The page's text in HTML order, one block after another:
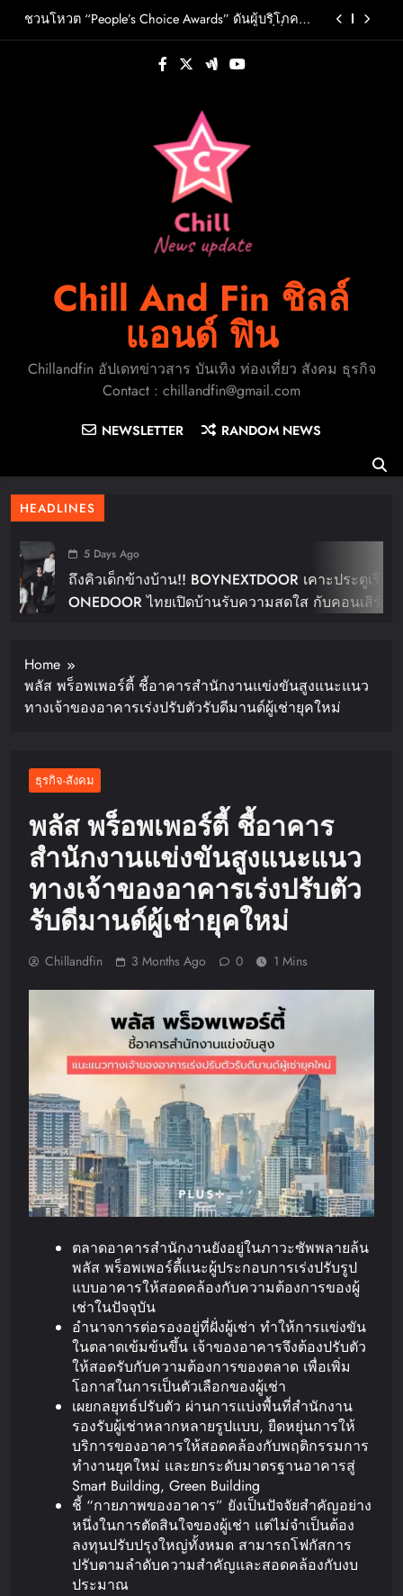
วต์ PRIMA เตรียมปล่อย 4 ก.ย. นี้
ชวนโหวต “People’s Choice Awards” ดันผู้บริโภค
FLO เกิร์ลกรุ๊ป R&B สุดแซ่บแห่งยุค ส่งอัลบั้มชุดที่ 2
THERAPY AT THE CLUB พร้อมปล่อยเอ็มวี “Cry Ugly”
ครอบครัว สร้างความทรงจำดีๆไปกับออนิกซ์ฮอสพิ
รู้จัก ADÉLA ป๊อปสตาร์สาวดาวรุ่งจากสโลวาเกีย กับ
เพลงสุดไวรัล “Ain’t In LA”พร้อมประกาศอัลบั้มเดบิ
วต์ PRIMA เตรียมปล่อย 4 ก.ย. นี้
ชวนโหวต “People’s Choice Awards” ดันผู้บริโภค
ร่วมตัดสินสุดยอดบริษัทอสังหาฯและเอเจนต์ที่ชื่น
FLO เกิร์ลกรุ๊ป R&B สุดแซ่บแห่งยุค ส่งอัลบั้มชุดที่ 2
THERAPY AT THE CLUB พร้อมปล่อยเอ็มวี “Cry Ugly”
โดนใจแฟนคลับ ก่อนบินมาเจอแฟนไทย 29 สิงหาคม
ปักหมุดวันหยุดนี้! ออกไปสร้างช่วงเวลาพิเศษกับ
ครอบครัว สร้างความทรงจำดีๆไปกับออนิกซ์ฮอสพิ
Chill And Fin ชิลล์
แอนด์ ฟิน
Chillandfin อัปเดทข่าวสาร บันเทิง ท่องเที่ยว สังคม ธุรกิจ
Contact : chillandfin@gmail.com
NEWSLETTER RANDOM NEWS
HEADLINES
5 Days Ago
ถึงคิวเด็กข้างบ้าน!! BOYNEXTDOOR เคาะประตูเรียก
ONEDOOR ไทยเปิดบ้านรับความสดใส กับคอนเสิร์ต
Home
พลัส พร็อพเพอร์ตี้ ชี้อาคารสำนักงานแข่งขันสูงแนะแนว
ทางเจ้าของอาคารเร่งปรับตัวรับดีมานด์ผู้เช่ายุคใหม่
ธุรกิจ-สังคม
พลัส พร็อพเพอร์ตี้ ชี้อาคาร
สำนักงานแข่งขันสูงแนะแนว
ทางเจ้าของอาคารเร่งปรับตัว
รับดีมานด์ผู้เช่ายุคใหม่
Chillandfin 3 Months Ago 0 1 Mins
ตลาดอาคารสำนักงานยังอยู่ในภาวะซัพพลายล้น
พลัส พร็อพเพอร์ตี้แนะผู้ประกอบการเร่งปรับรูป
แบบอาคารให้สอดคล้องกับความต้องการของผู้
เช่าในปัจจุบัน
อำนาจการต่อรองอยู่ที่ฝั่งผู้เช่า ทำให้การแข่งขัน
ในตลาดเข้มข้นขึ้น เจ้าของอาคารจึงต้องปรับตัว
ให้สอดรับกับความต้องการของตลาด เพื่อเพิ่ม
โอกาสในการเป็นตัวเลือกของผู้เช่า
เผยกลยุทธ์ปรับตัว ผ่านการแบ่งพื้นที่สำนักงาน
รองรับผู้เช่าหลากหลายรูปแบบ, ยืดหยุ่นการให้
บริการของอาคารให้สอดคล้องกับพฤติกรรมการ
ทำงานยุคใหม่ และยกระดับมาตรฐานอาคารสู่
Smart Building, Green Building
ชี้ “กายภาพของอาคาร” ยังเป็นปัจจัยสำคัญอย่าง
หนึ่งในการตัดสินใจของผู้เช่า แต่ไม่จำเป็นต้อง
ลงทุนปรับปรุงใหญ่ทั้งหมด สามารถโฟกัสการ
ปรับตามลำดับความสำคัญและสอดคล้องกับงบ
ประมาณ